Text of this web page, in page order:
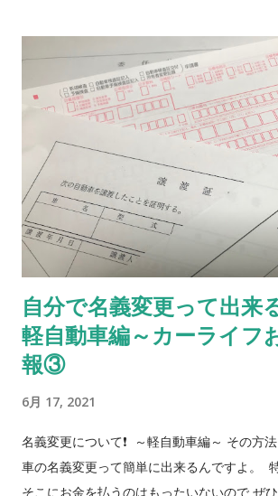
る事なくそのままの状態で販売しております
気になる箇所...
車 30,000円 軽自動車 20,000円 *
告なく買取価格が変動する場合があります
み頂くとなんと買取価格 5000円アップ⇑ ＊
等近隣お引取りをご希望の方はご相談くださ
アル：090-4303-3362 ⭕️抹消
きも無料でやります。
ご質問、お問合せはこちらから 当社販売車
グーネットで 『オートショップタナカ』 で
車無料引取りキャンペーン❗️ 車検切れ、
お任せ下さい。 お問合せ先
090-4303-3362 ブログの廃車とお伝え下さ
っ👋
自分で名義変更って出来
軽自動車編～カーライフ
報③
6月 17, 2021
名義変更について❗️ ～軽自動車編～ その方
車の名義変更って簡単に出来るんですよ。
そこにお金を払うのはもったいないので ぜ